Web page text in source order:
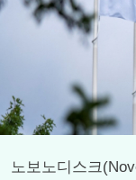
노보노디스크